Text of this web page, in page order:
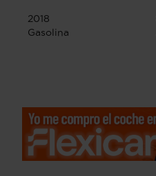
2018
Gasolina